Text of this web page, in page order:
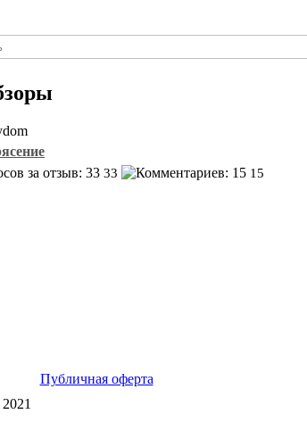
33 15
Публичная оферта